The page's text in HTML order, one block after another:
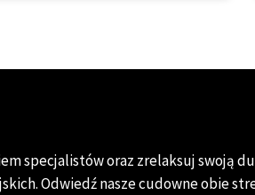
specjalistów oraz zrelaksuj swoją
Odwiedź nasze cudowne obie